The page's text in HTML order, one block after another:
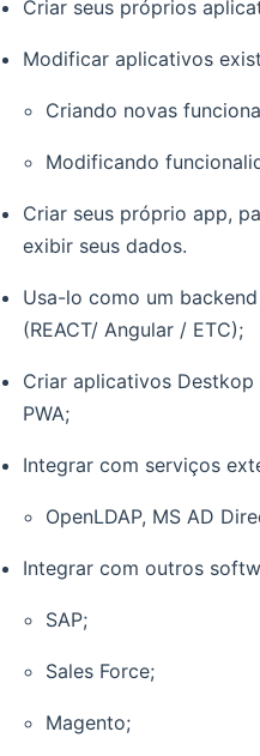
Criar seus próprios
Modificar aplicativos
Criando novas
Modificando
Criar seus próprio app,
exibir seus dados.
Usa-lo como um
(REACT/ Angular / ETC);
Criar aplicativos
PWA;
Integrar com serviços
OpenLDAP, MS AD
Integrar com outros
SAP;
Sales Force;
Magento;